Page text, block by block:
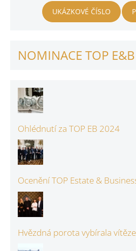
UKÁZKOVÉ ČÍSLO
NOMINACE TOP E&B
Ohlédnutí za TOP EB 2024
Ocenění TOP Estate &
Hvězdná porota vybírala